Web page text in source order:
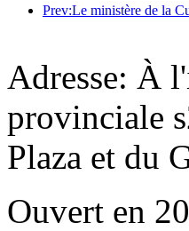
Adresse: À
provinciale
Plaza et du
Ouvert en